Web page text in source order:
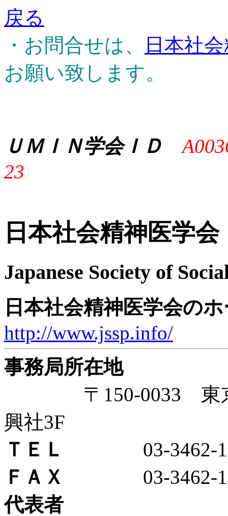
戻る
・お問合せは、
日本社
お願い致します。
ＵＭＩＮ学会ＩＤ
23
日本社会精神医学会
Japanese Society of
日本社会精神医学会の
http://www.jssp.info/
事務局所在地
〒150-0033 東京
興社3F
ＴＥＬ
03-3462-
ＦＡＸ
03-3462-
代表者